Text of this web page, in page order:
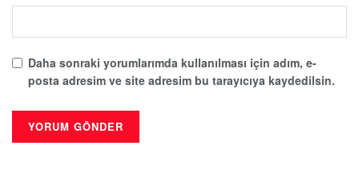
Daha sonraki yorumlarımda kullanılması için adım, e-
posta adresim ve site adresim bu tarayıcıya kaydedilsin.